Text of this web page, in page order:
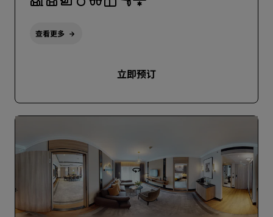
查看更多
立即预订